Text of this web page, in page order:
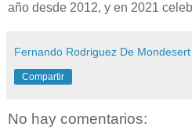
año desde 2012, y en 2021
Fernando Rodriguez De Mondesert
Compartir
No hay comentarios: